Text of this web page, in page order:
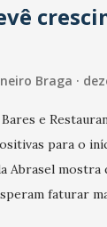
Braga
e
para o
Abrasel mostra
faturar